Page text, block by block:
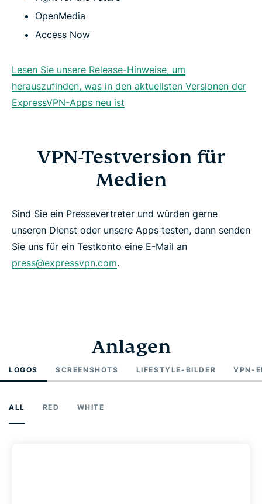
OpenMedia
Access Now
Lesen Sie unsere Release-Hinweise, um
herauszufinden, was in den aktuellsten Versionen der
ExpressVPN-Apps neu ist
VPN-Testversion für
Medien
Sind Sie ein Pressevertreter und würden gerne
unseren Dienst oder unsere Apps testen, dann senden
Sie uns für ein Testkonto eine E-Mail an
press@expressvpn.com.
Anlagen
LOGOS SCREENSHOTS LIFESTYLE-BILDER VPN-
ALL RED WHITE